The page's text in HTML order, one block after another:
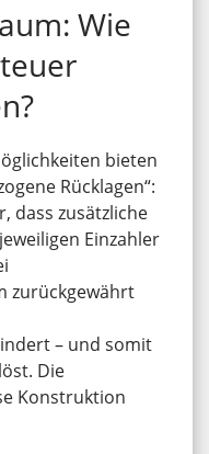
Wie
bieten
Rücklagen“:
dass zusätzliche
Einzahler
zurückgewährt
– und somit
Die
Konstruktion